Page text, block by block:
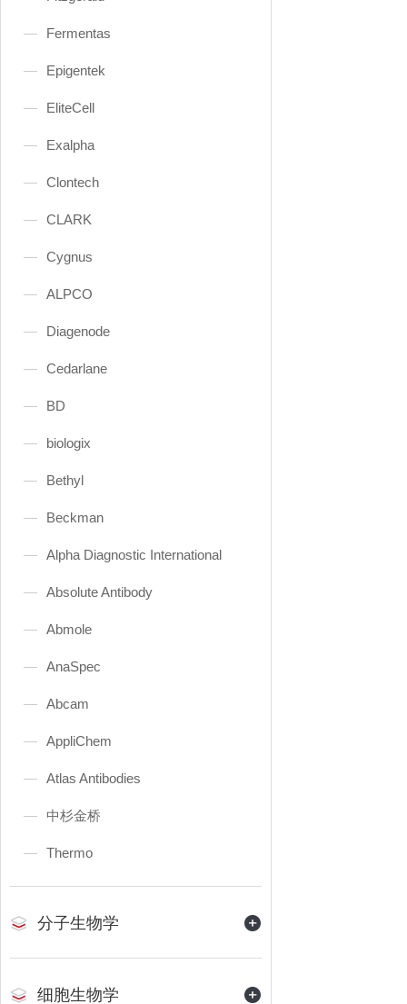
Fermentas
Epigentek
EliteCell
Exalpha
Clontech
CLARK
Cygnus
ALPCO
Diagenode
Cedarlane
BD
biologix
Bethyl
Beckman
Alpha Diagnostic International
Absolute Antibody
Abmole
AnaSpec
Abcam
AppliChem
Atlas Antibodies
中杉金桥
Thermo
分子生物学
细胞生物学